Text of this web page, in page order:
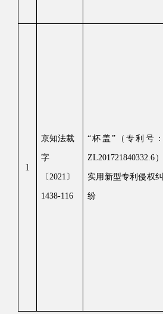
1
京知法裁
字
〔2021〕
1438-116
“杯盖”（专利号：
ZL201721840332.6）
实用新型专利侵权纠
纷